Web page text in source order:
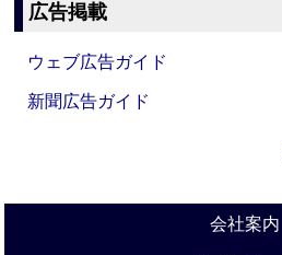
広告掲載
ウェブ広告ガイド
新聞広告ガイド
会社案内